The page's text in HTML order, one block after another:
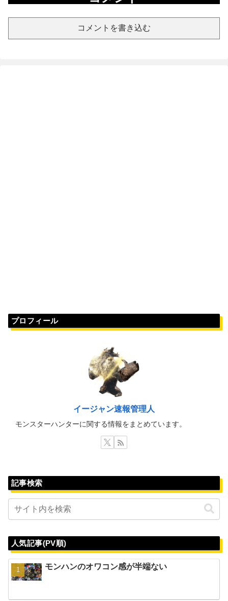
コメントを書き込む
プロフィール
イージャン速報管理人
モンスターハンターに関する情報をまとめています。
記事検索
人気記事(PV順)
モンハンのオワコン感が半端ない